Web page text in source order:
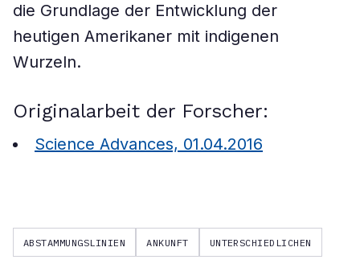
die Grundlage der Entwicklung der
heutigen Amerikaner mit indigenen
Wurzeln.
Originalarbeit der Forscher:
Science Advances, 01.04.2016
ABSTAMMUNGSLINIEN ANKUNFT UNTERSCHIEDLICHEN